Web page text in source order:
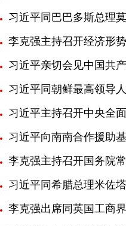
习近平同巴巴多斯总理
李克强主持召开经济形
习近平亲切会见中国共
习近平同朝鲜最高领导
习近平主持召开中央全
习近平向南南合作援助
李克强主持召开国务院
习近平同希腊总理米佐
李克强出席同英国工商